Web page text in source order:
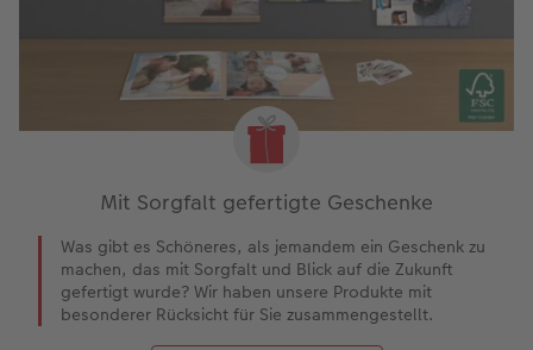
Mit Sorgfalt gefertigte Geschenke
Was gibt es Schöneres, als jemandem ein Geschenk zu
machen, das mit Sorgfalt und Blick auf die Zukunft
gefertigt wurde? Wir haben unsere Produkte mit
besonderer Rücksicht für Sie zusammengestellt.